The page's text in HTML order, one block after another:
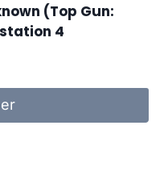
(Top Gun:
4